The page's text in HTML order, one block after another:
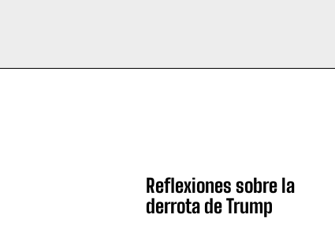
Reflexiones sobre la
derrota de Trump